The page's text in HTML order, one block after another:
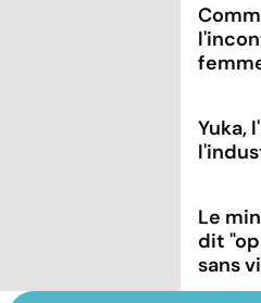
Yuka,
Le
dit
sans